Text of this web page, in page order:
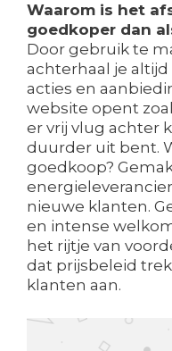
Waarom is het
goedkoper dan
Door gebruik te
achterhaal je
acties en
website opent
er vrij vlug achter
duurder uit bent.
goedkoop?
nieuwe klanten.
en intense
het rijtje van
dat prijsbeleid
klanten aan.